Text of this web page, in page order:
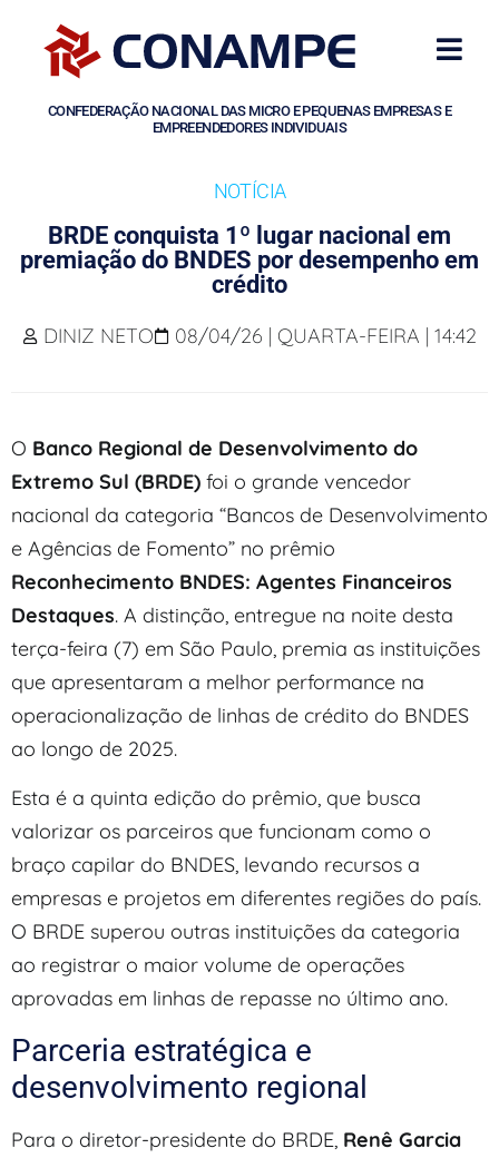
CONFEDERAÇÃO NACIONAL DAS MICRO E PEQUENAS EMPRESAS E
EMPREENDEDORES INDIVIDUAIS
NOTÍCIA
BRDE conquista 1º lugar nacional em
premiação do BNDES por desempenho em
crédito
DINIZ NETO 08/04/26 | QUARTA-FEIRA | 14:42
O Banco Regional de Desenvolvimento do
Extremo Sul (BRDE) foi o grande vencedor
nacional da categoria “Bancos de Desenvolvimento
e Agências de Fomento” no prêmio
Reconhecimento BNDES: Agentes Financeiros
Destaques. A distinção, entregue na noite desta
terça-feira (7) em São Paulo, premia as instituições
que apresentaram a melhor performance na
operacionalização de linhas de crédito do BNDES
ao longo de 2025.
Esta é a quinta edição do prêmio, que busca
valorizar os parceiros que funcionam como o
braço capilar do BNDES, levando recursos a
empresas e projetos em diferentes regiões do país.
O BRDE superou outras instituições da categoria
ao registrar o maior volume de operações
aprovadas em linhas de repasse no último ano.
Parceria estratégica e
desenvolvimento regional
Para o diretor-presidente do BRDE, Renê Garcia